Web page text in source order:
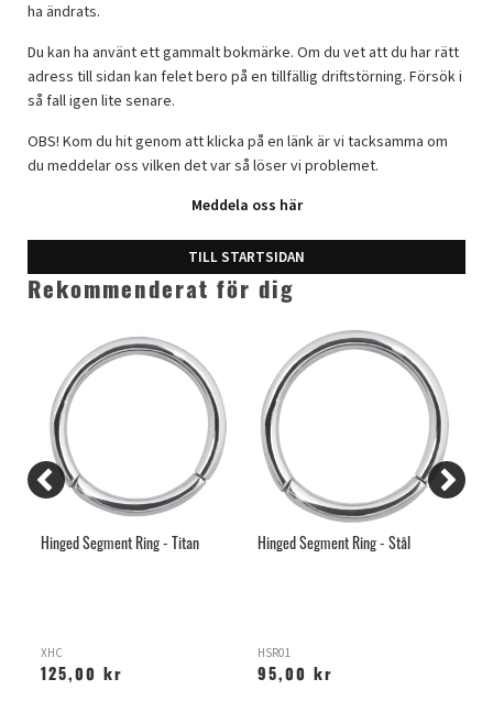
ha ändrats.
Du kan ha använt ett gammalt bokmärke. Om du vet att du har rätt
adress till sidan kan felet bero på en tillfällig driftstörning. Försök i
så fall igen lite senare.
OBS! Kom du hit genom att klicka på en länk är vi tacksamma om
du meddelar oss vilken det var så löser vi problemet.
Meddela oss här
TILL STARTSIDAN
Rekommenderat för dig
Hinged Segment Ring - Titan
XHC
125,00 kr
Hinged Segment Ring - Stål
HSR01
95,00 kr